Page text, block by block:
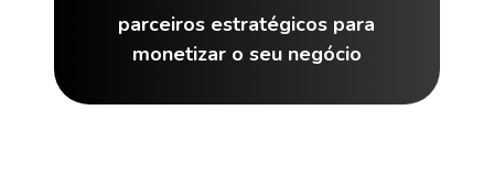
parceiros estratégicos para
monetizar o seu negócio